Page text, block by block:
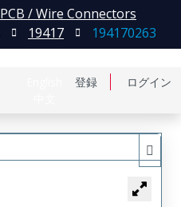
登録 ログイン
PCB / Wire Connectors
19417 194170263